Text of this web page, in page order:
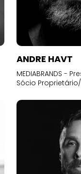
ANDRE HAVT
MEDIABRANDS -
Sócio